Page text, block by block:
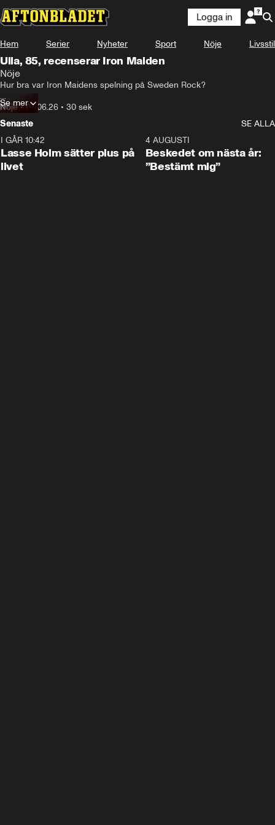
Logga in
Hem Serier Nyheter Sport Nöje Livsstil
Ulla, 85, recenserar Iron Maiden
Nöje
Hur bra var Iron Maidens spelning på Sweden Rock?
Aftonbladet frågade Ulla, 85.
Nöje•04.06.26 • 30 sek
Se mer
Senaste
SE ALLA
I GÅR 10:42
Lasse Holm sätter plus på
livet
4 AUGUSTI
Beskedet om nästa år:
”Bestämt mig”